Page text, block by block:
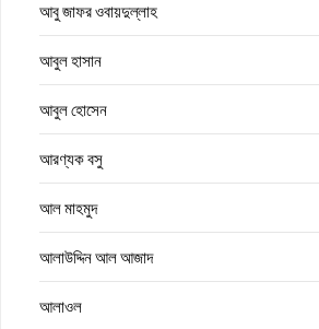
আবু জাফর ওবায়দুল্লাহ
আবুল হাসান
আবুল হোসেন
আরণ্যক বসু
আল মাহমুদ
আলাউদ্দিন আল আজাদ
আলাওল